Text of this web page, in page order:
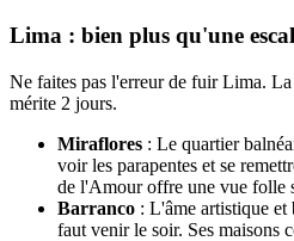
Lima : bien plus qu'une
Ne faites pas l'erreur de fuir Lima.
mérite 2 jours.
Miraflores : Le quartier
voir les parapentes et se
de l'Amour offre une vue folle
Barranco : L'âme artistique
faut venir le soir. Ses maisons